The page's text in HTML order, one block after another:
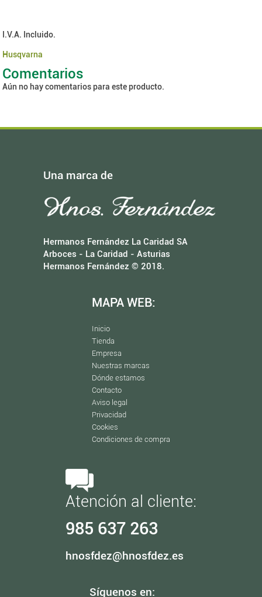
I.V.A. Incluido.
Husqvarna
Comentarios
Aún no hay comentarios para este producto.
Una marca de
Hermanos Fernández La Caridad SA
Arboces - La Caridad - Asturias
Hermanos Fernández © 2018.
MAPA WEB:
Inicio
Tienda
Empresa
Nuestras marcas
Dónde estamos
Contacto
Aviso legal
Privacidad
Cookies
Condiciones de compra
Atención al cliente:
985 637 263
hnosfdez@hnosfdez.es
Síguenos en: